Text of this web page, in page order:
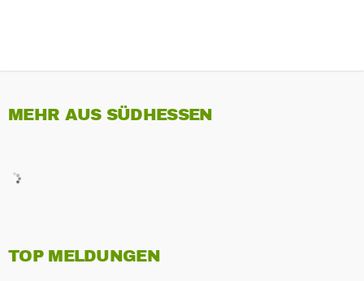
MEHR AUS SÜDHESSEN
TOP MELDUNGEN